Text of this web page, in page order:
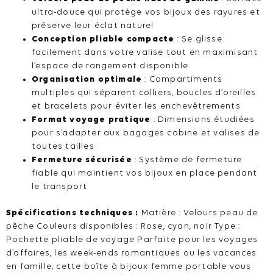
ultra-douce qui protège vos bijoux des rayures et
préserve leur éclat naturel
Conception pliable compacte : Se glisse
facilement dans votre valise tout en maximisant
l’espace de rangement disponible
Organisation optimale : Compartiments
multiples qui séparent colliers, boucles d’oreilles
et bracelets pour éviter les enchevêtrements
Format voyage pratique : Dimensions étudiées
pour s’adapter aux bagages cabine et valises de
toutes tailles
Fermeture sécurisée : Système de fermeture
fiable qui maintient vos bijoux en place pendant
le transport
Spécifications techniques : Matière : Velours peau de
pêche Couleurs disponibles : Rose, cyan, noir Type :
Pochette pliable de voyage Parfaite pour les voyages
d’affaires, les week-ends romantiques ou les vacances
en famille, cette boîte à bijoux femme portable vous